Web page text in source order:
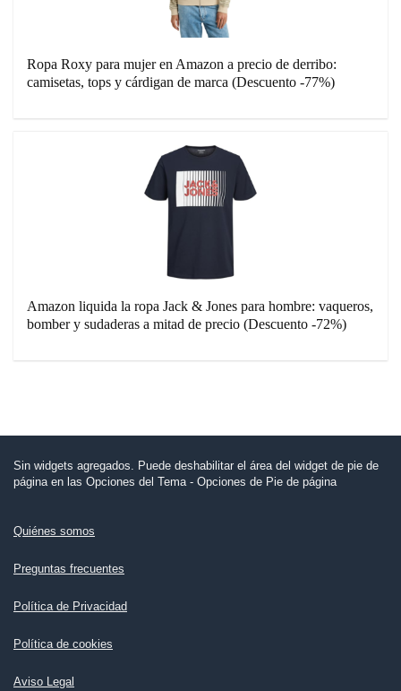
Ropa Roxy para mujer en Amazon a precio de derribo:
camisetas, tops y cárdigan de marca (Descuento -77%)
Amazon liquida la ropa Jack & Jones para hombre: vaqueros,
bomber y sudaderas a mitad de precio (Descuento -72%)
Sin widgets agregados. Puede deshabilitar el área del widget de pie de
página en las Opciones del Tema - Opciones de Pie de página
Quiénes somos
Preguntas frecuentes
Política de Privacidad
Política de cookies
Aviso Legal